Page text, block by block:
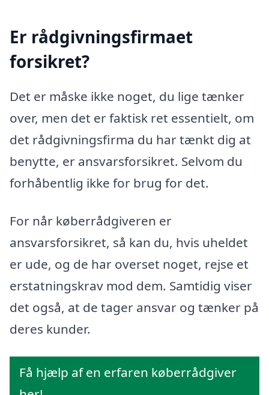
Er rådgivningsfirmaet
forsikret?
Det er måske ikke noget, du lige tænker
over, men det er faktisk ret essentielt, om
det rådgivningsfirma du har tænkt dig at
benytte, er ansvarsforsikret. Selvom du
forhåbentlig ikke for brug for det.
For når køberrådgiveren er
ansvarsforsikret, så kan du, hvis uheldet
er ude, og de har overset noget, rejse et
erstatningskrav mod dem. Samtidig viser
det også, at de tager ansvar og tænker på
deres kunder.
Få hjælp af en erfaren køberrådgiver